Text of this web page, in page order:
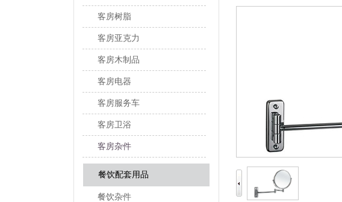
客房树脂
客房亚克力
客房木制品
客房电器
客房服务车
客房卫浴
客房杂件
餐饮配套用品
餐饮杂件